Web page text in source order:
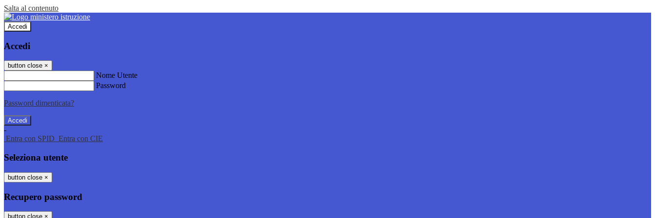
Salta al contenuto
Accedi
Accedi
button close ×
Nome Utente
Password
Password dimenticata?
-
Entra con SPID Entra con CIE
Seleziona utente
button close ×
Recupero password
button close ×